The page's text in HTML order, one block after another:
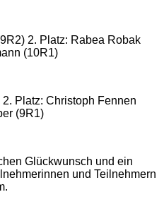
2. Platz: Rabea Robak
(10R1)
Platz: Christoph Fennen
(9R1)
Glückwunsch und ein
und Teilnehmern